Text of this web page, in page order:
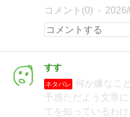
コメント(0)
すす
ネタバレ
何か嫌なこ
予感ただよう文章
てを知っているわ